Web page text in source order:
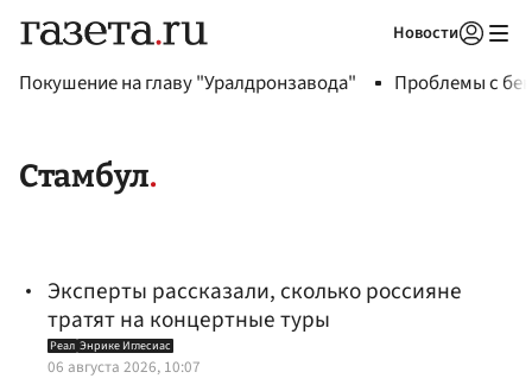
Новости
Покушение на главу "Уралдронзавода" Проблемы с
Стамбул
Эксперты рассказали, сколько россияне
тратят на концертные туры
Реал Энрике Иглесиас
06 августа 2026, 10:07